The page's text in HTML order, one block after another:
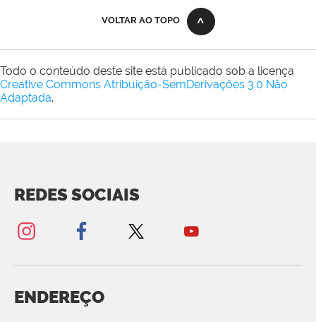
VOLTAR AO TOPO
Todo o conteúdo deste site está publicado sob a licença
Creative Commons Atribuição-SemDerivações 3.0 Não
Adaptada.
REDES SOCIAIS
ENDEREÇO